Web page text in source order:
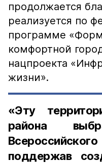
продолжается
реализуется по
программе
комфортной
нацпроекта
жизни».
«Эту
района
поддержав